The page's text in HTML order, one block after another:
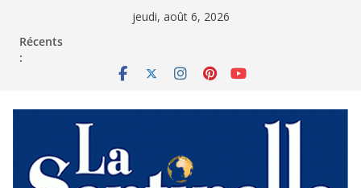
jeudi, août 6, 2026
Récents
: